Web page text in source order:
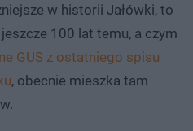
w historii Jałówki, to
100 lat temu, a czym
GUS z ostatniego spisu
, obecnie mieszka tam